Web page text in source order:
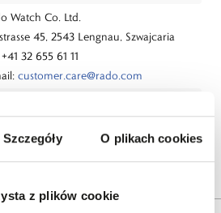
Szczegóły O plikach cookies
z plików cookie
Watch Co. Ltd.
45, 2543 Lengnau, Szwajcaria
32 655 61 11
customer.care@rado.com
10, 31-462 Kraków
gspr@wkruk.pl
o bezpieczeństwie